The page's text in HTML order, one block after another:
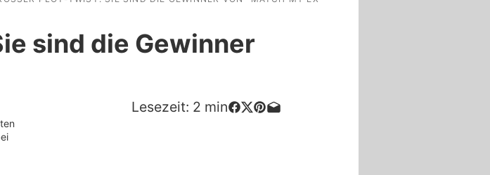
Stars
& Serien
& Liebe
sind die Gewinner
Lesezeit: 2 min